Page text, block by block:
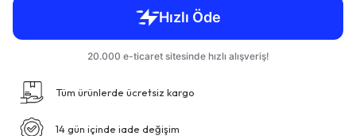
Tüm ürünlerde ücretsiz kargo
14 gün içinde iade değişim